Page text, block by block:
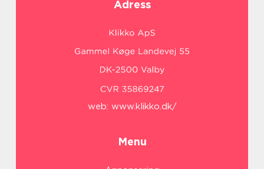
Adress
web: www.klikko.dk/
Menu